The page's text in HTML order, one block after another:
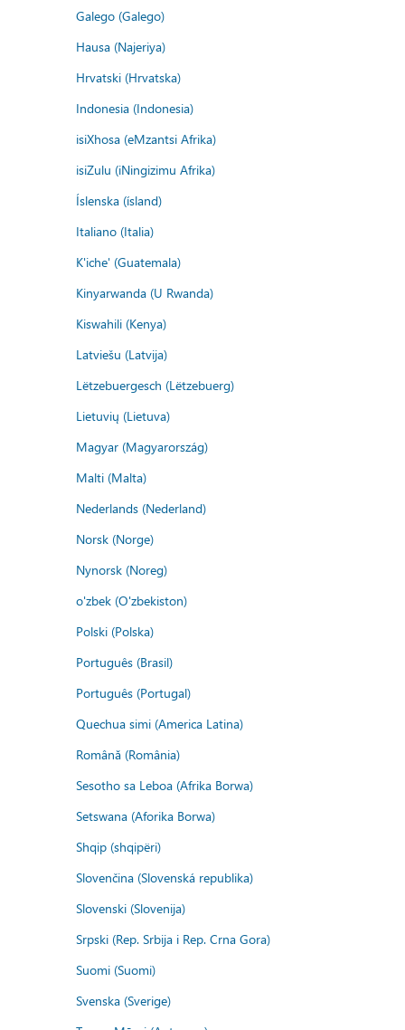
Galego (Galego)
Hausa (Najeriya)
Hrvatski (Hrvatska)
Indonesia (Indonesia)
isiXhosa (eMzantsi Afrika)
isiZulu (iNingizimu Afrika)
Íslenska (ísland)
Italiano (Italia)
K'iche' (Guatemala)
Kinyarwanda (U Rwanda)
Kiswahili (Kenya)
Latviešu (Latvija)
Lëtzebuergesch (Lëtzebuerg)
Lietuvių (Lietuva)
Magyar (Magyarország)
Malti (Malta)
Nederlands (Nederland)
Norsk (Norge)
Nynorsk (Noreg)
o'zbek (O'zbekiston)
Polski (Polska)
Português (Brasil)
Português (Portugal)
Quechua simi (America Latina)
Română (România)
Sesotho sa Leboa (Afrika Borwa)
Setswana (Aforika Borwa)
Shqip (shqipëri)
Slovenčina (Slovenská republika)
Slovenski (Slovenija)
Srpski (Rep. Srbija i Rep. Crna Gora)
Suomi (Suomi)
Svenska (Sverige)